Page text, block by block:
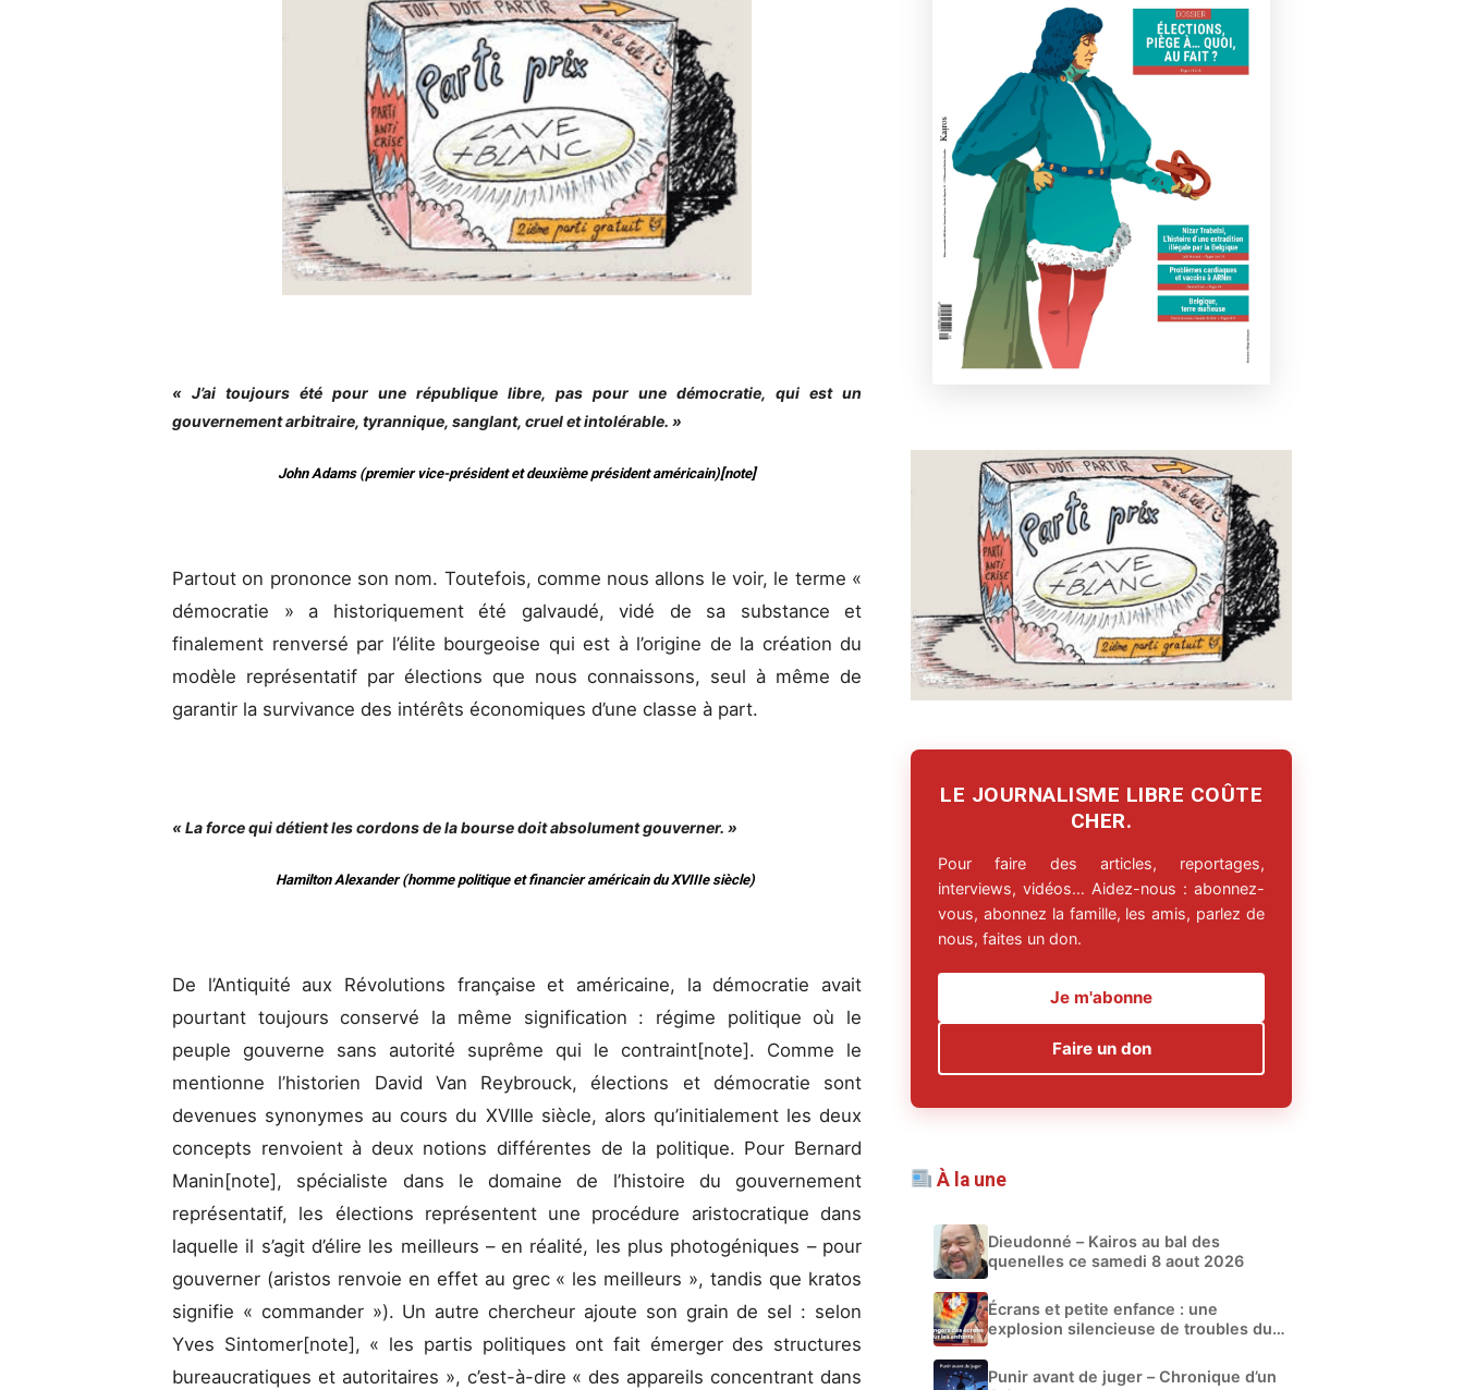
« J’ai toujours été pour une république libre, pas pour une démocratie, qui est un
gouvernement arbitraire, tyrannique, sanglant, cruel et intolérable. »
John Adams (premier vice-président et deuxième président américain)[note]
Partout on prononce son nom. Toutefois, comme nous allons le voir, le terme «
démocratie » a historiquement été galvaudé, vidé de sa substance et
finalement renversé par l’élite bourgeoise qui est à l’origine de la création du
modèle représentatif par élections que nous connaissons, seul à même de
garantir la survivance des intérêts économiques d’une classe à part.
« La force qui détient les cordons de la bourse doit absolument gouverner. »
Hamilton Alexander (homme politique et financier américain du XVIIIe siècle)
De l’Antiquité aux Révolutions française et américaine, la démocratie avait
pourtant toujours conservé la même signification : régime politique où le
peuple gouverne sans autorité suprême qui le contraint[note]. Comme le
mentionne l’historien David Van Reybrouck, élections et démocratie sont
devenues synonymes au cours du XVIIIe siècle, alors qu’initialement les deux
concepts renvoient à deux notions différentes de la politique. Pour Bernard
Manin[note], spécialiste dans le domaine de l’histoire du gouvernement
représentatif, les élections représentent une procédure aristocratique dans
laquelle il s’agit d’élire les meilleurs – en réalité, les plus photogéniques – pour
gouverner (aristos renvoie en effet au grec « les meilleurs », tandis que kratos
signifie « commander »). Un autre chercheur ajoute son grain de sel : selon
Yves Sintomer[note], « les partis politiques ont fait émerger des structures
bureaucratiques et autoritaires », c’est-à-dire « des appareils concentrant dans
LE JOURNALISME LIBRE COÛTE
CHER.
Pour faire des articles, reportages,
interviews, vidéos… Aidez-nous : abonnez-
vous, abonnez la famille, les amis, parlez de
nous, faites un don.
Je m'abonne
Faire un don
À la une
Dieudonné – Kairos au bal des
quenelles ce samedi 8 aout 2026
Écrans et petite enfance : une
explosion silencieuse de troubles du
Punir avant de juger – Chronique d’un